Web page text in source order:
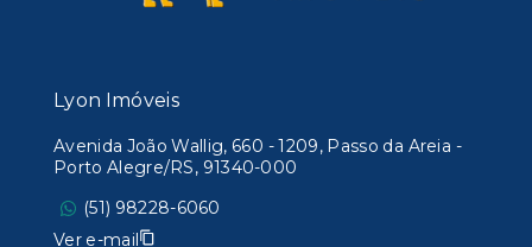
Lyon Imóveis
Avenida João Wallig, 660 - 1209, Passo da Areia -
Porto Alegre/RS, 91340-000
(51) 98228-6060
Ver e-mail